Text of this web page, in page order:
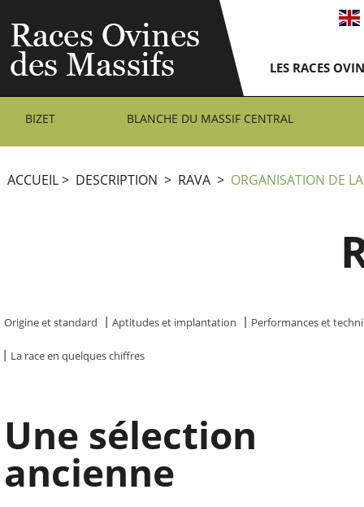
LES RACES
BIZET BLANCHE DU MASSIF CENTRAL
ACCUEIL> DESCRIPTION > RAVA > ORGANISATION DE
Origine et standard Aptitudes et implantation Performances et
La race en quelques chiffres
Une sélection
ancienne